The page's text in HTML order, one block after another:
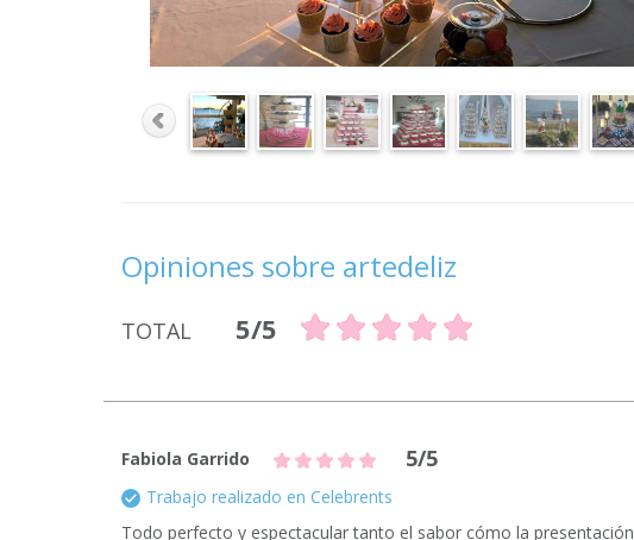
Opiniones sobre artedeliz
TOTAL 5/5
Fabiola Garrido 5/5
Trabajo realizado en Celebrents
Todo perfecto y espectacular tanto el sabor cómo la presentación